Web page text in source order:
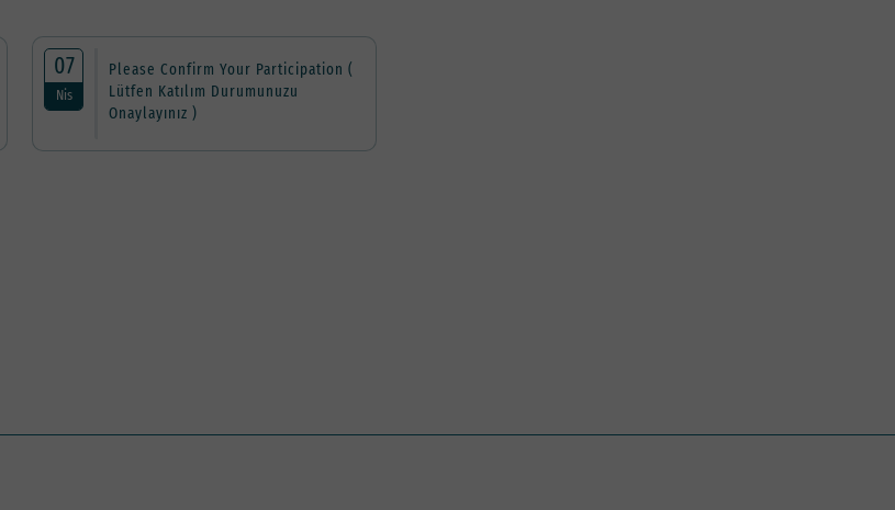
07
Nis
Please Confirm Your Participation (
Lütfen Katılım Durumunuzu
Onaylayınız )